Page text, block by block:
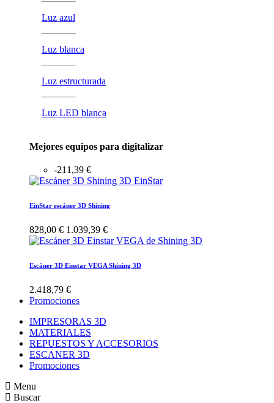
Luz azul
Luz blanca
Luz estructurada
Luz LED blanca
Mejores equipos para digitalizar
-211,39 €
EinStar escáner 3D Shining
828,00 € 1.039,39 €
Escáner 3D Einstar VEGA Shining 3D
2.418,79 €
Promociones
IMPRESORAS 3D
MATERIALES
REPUESTOS Y ACCESORIOS
ESCANER 3D
Promociones
Menu
Buscar